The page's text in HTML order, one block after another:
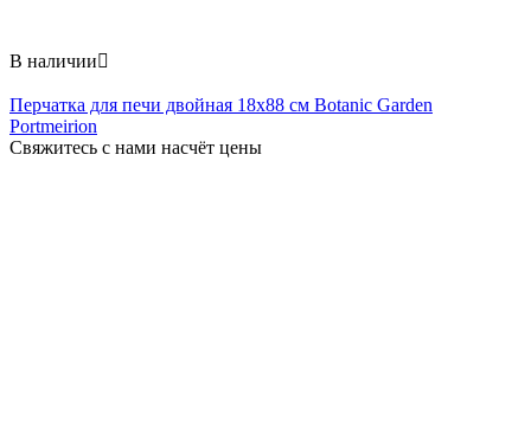
В наличии
Перчатка для печи двойная 18x88 см Botanic Garden
Portmeirion
Свяжитесь с нами насчёт цены